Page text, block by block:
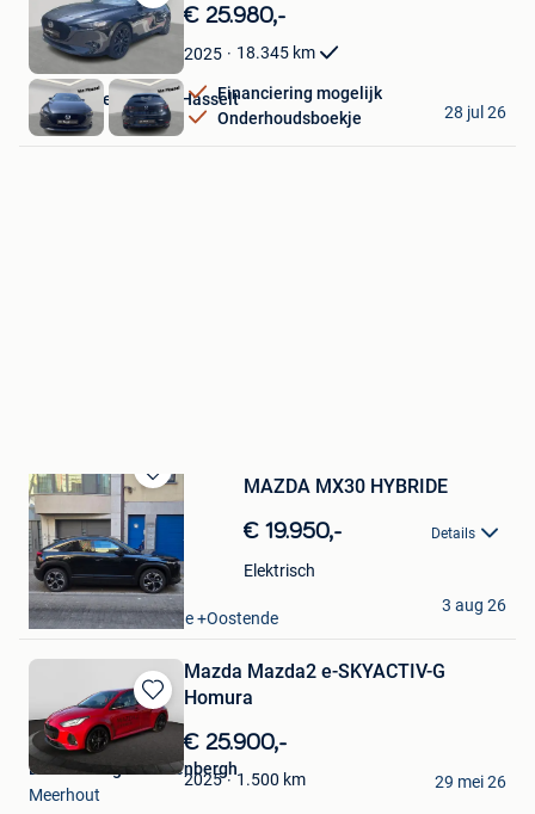
Bewaren
in
Mijn
Favorieten
€ 25.980,-
2025 18.345 km
Financiering mogelijk
Onderhoudsboekje
Van Mossel Citroën Hasselt
Hasselt
28 jul 26
Bewaren
in
Mijn
Favorieten
MAZDA MX30 HYBRIDE
€ 19.950,- Details
Elektrisch
Alexandr
Oostende Zandvoorde +Oostende
3 aug 26
Bewaren
in
Mijn
Favorieten
Mazda Mazda2 e-SKYACTIV-G
Homura
€ 25.900,-
2025 1.500 km
BVBA Garage Vandenbergh
Meerhout
29 mei 26